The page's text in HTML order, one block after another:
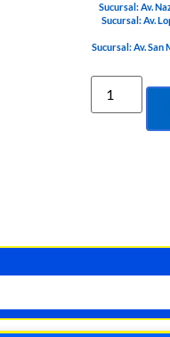
Sucursal: Av.
Sucursal: Av.
Sucursal: Av. San